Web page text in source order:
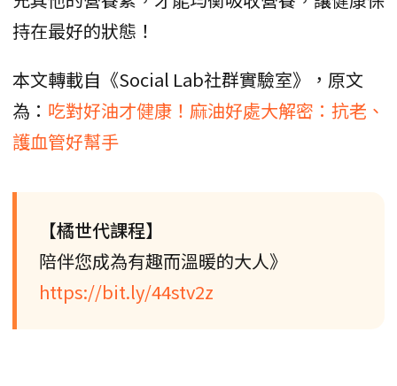
持在最好的狀態！
本文轉載自《Social Lab社群實驗室》，原文
為： 吃對好油才健康！麻油好處大解密：抗老、
護血管好幫手
【橘世代課程】
陪伴您成為有趣而溫暖的大人》
https://bit.ly/44stv2z